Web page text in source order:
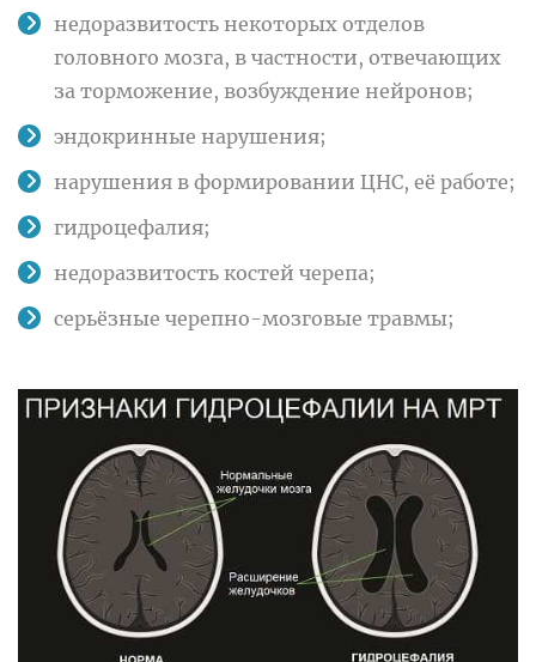
недоразвитость некоторых отделов
головного мозга, в частности, отвечающих
за торможение, возбуждение нейронов;
эндокринные нарушения;
нарушения в формировании ЦНС, её работе;
гидроцефалия;
недоразвитость костей черепа;
серьёзные черепно-мозговые травмы;